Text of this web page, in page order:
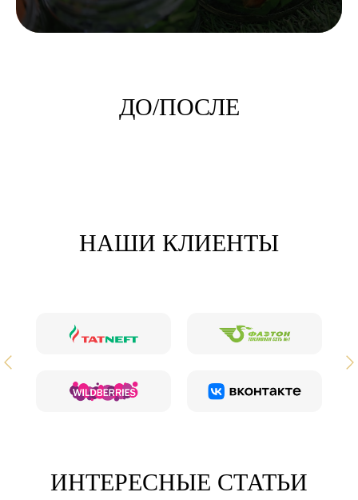
ДО/ПОСЛЕ
НАШИ КЛИЕНТЫ
ИНТЕРЕСНЫЕ СТАТЬИ